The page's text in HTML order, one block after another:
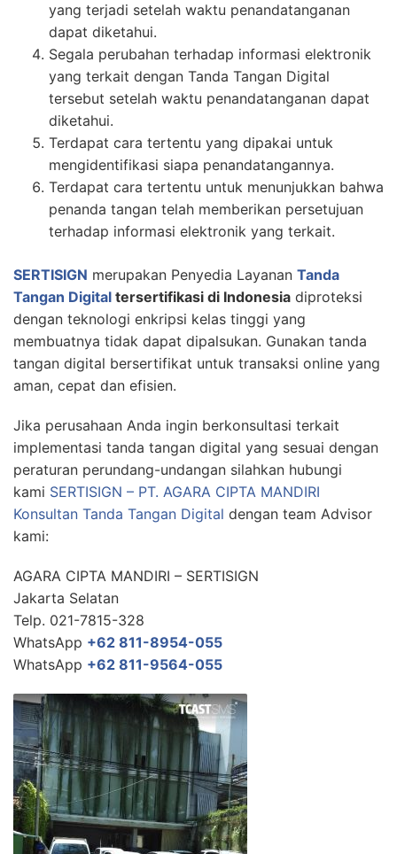
yang terjadi setelah waktu penandatanganan
dapat diketahui.
Segala perubahan terhadap informasi elektronik
yang terkait dengan Tanda Tangan Digital
tersebut setelah waktu penandatanganan dapat
diketahui.
Terdapat cara tertentu yang dipakai untuk
mengidentifikasi siapa penandatangannya.
Terdapat cara tertentu untuk menunjukkan bahwa
penanda tangan telah memberikan persetujuan
terhadap informasi elektronik yang terkait.
SERTISIGN merupakan Penyedia Layanan Tanda
Tangan Digital tersertifikasi di Indonesia diproteksi
dengan teknologi enkripsi kelas tinggi yang
membuatnya tidak dapat dipalsukan. Gunakan tanda
tangan digital bersertifikat untuk transaksi online yang
aman, cepat dan efisien.
Jika perusahaan Anda ingin berkonsultasi terkait
implementasi tanda tangan digital yang sesuai dengan
peraturan perundang-undangan silahkan hubungi
kami SERTISIGN – PT. AGARA CIPTA MANDIRI
Konsultan Tanda Tangan Digital dengan team Advisor
kami:
AGARA CIPTA MANDIRI – SERTISIGN
Jakarta Selatan
Telp. 021-7815-328
WhatsApp +62 811-8954-055
WhatsApp +62 811-9564-055